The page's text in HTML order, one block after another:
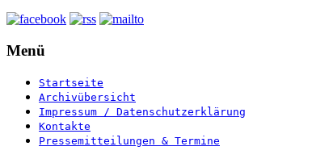
Menü
Startseite
Archivübersicht
Impressum / Datenschutzerklärung
Kontakte
Pressemitteilungen & Termine